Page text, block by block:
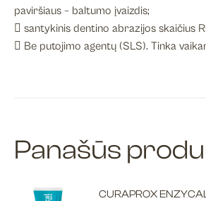
paviršiaus – baltumo įvaizdis;
 santykinis dentino abrazijos skaičius
 Be putojimo agentų (SLS). Tinka
Panašūs
CURAPROX